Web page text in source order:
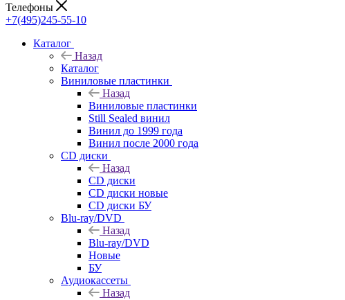
Телефоны
+7(495)245-55-10
Каталог
Назад
Каталог
Виниловые пластинки
Назад
Виниловые пластинки
Still Sealed винил
Винил до 1999 года
Винил после 2000 года
CD диски
Назад
CD диски
CD диски новые
CD диски БУ
Blu-ray/DVD
Назад
Blu-ray/DVD
Новые
БУ
Аудиокассеты
Назад